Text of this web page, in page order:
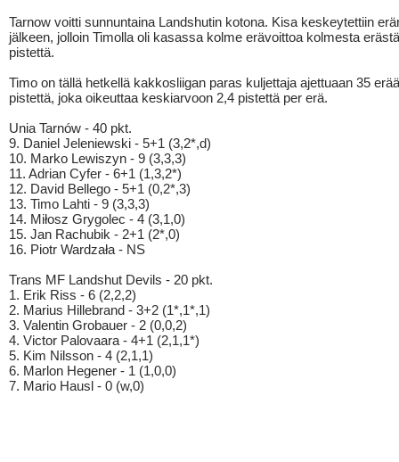
Tarnow voitti sunnuntaina Landshutin kotona. Kisa keskeytettiin
jälkeen, jolloin Timolla oli kasassa kolme erävoittoa kolmesta
pistettä.
Timo on tällä hetkellä kakkosliigan paras kuljettaja ajettuaan 35
pistettä, joka oikeuttaa keskiarvoon 2,4 pistettä per erä.
Unia Tarnów - 40 pkt.
9. Daniel Jeleniewski - 5+1 (3,2*,d)
10. Marko Lewiszyn - 9 (3,3,3)
11. Adrian Cyfer - 6+1 (1,3,2*)
12. David Bellego - 5+1 (0,2*,3)
13. Timo Lahti - 9 (3,3,3)
14. Miłosz Grygolec - 4 (3,1,0)
15. Jan Rachubik - 2+1 (2*,0)
16. Piotr Wardzała - NS
Trans MF Landshut Devils - 20 pkt.
1. Erik Riss - 6 (2,2,2)
2. Marius Hillebrand - 3+2 (1*,1*,1)
3. Valentin Grobauer - 2 (0,0,2)
4. Victor Palovaara - 4+1 (2,1,1*)
5. Kim Nilsson - 4 (2,1,1)
6. Marlon Hegener - 1 (1,0,0)
7. Mario Hausl - 0 (w,0)